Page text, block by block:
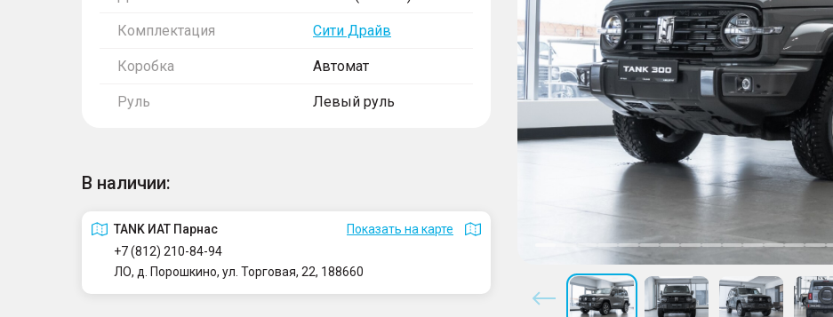
Комплектация Сити Драйв
Коробка Автомат
Руль Левый руль
В наличии:
TANK ИАТ Парнас
Показать на карте
+7 (812) 210-84-94
ЛО, д. Порошкино, ул. Торговая, 22, 188660